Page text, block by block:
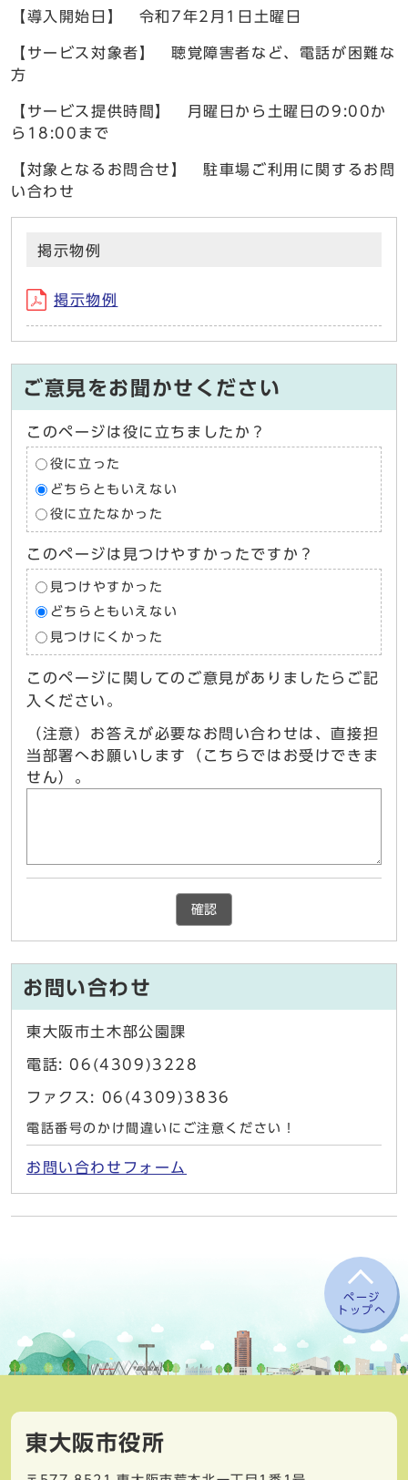
【導入開始日】 令和7年2月1日土曜日
【サービス対象者】 聴覚障害者など、電話が困難な
方
【サービス提供時間】 月曜日から土曜日の9:00か
ら18:00まで
【対象となるお問合せ】 駐車場ご利用に関するお問
い合わせ
掲示物例
掲示物例
ご意見をお聞かせください
このページは役に立ちましたか？
役に立った
どちらともいえない
役に立たなかった
このページは見つけやすかったですか？
見つけやすかった
どちらともいえない
見つけにくかった
このページに関してのご意見がありましたらご記
入ください。
（注意）お答えが必要なお問い合わせは、直接担
当部署へお願いします（こちらではお受けできま
せん）。
確認
お問い合わせ
東大阪市土木部公園課
電話: 06(4309)3228
ファクス: 06(4309)3836
電話番号のかけ間違いにご注意ください！
お問い合わせフォーム
ページ
トップへ
東大阪市役所